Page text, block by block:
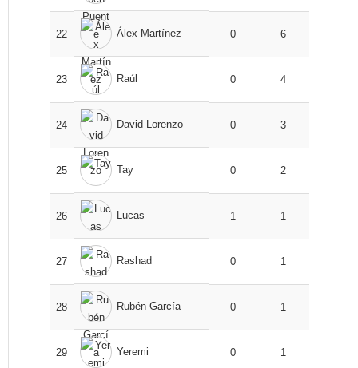
22 Álex Martínez 0 6
23 Raúl 0 4
24 David Lorenzo 0 3
25 Tay 0 2
26 Lucas 1 1
27 Rashad 0 1
28 Rubén García 0 1
29 Yeremi 0 1